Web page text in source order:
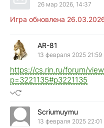
26 мар 2026, 14:37
Игра обновлена
AR-81
13 февраля 2025 21:59
https://cs.rin.ru/forum/
p=3221135#p3221135
Scriumuymu
13 февраля 2025 22:01